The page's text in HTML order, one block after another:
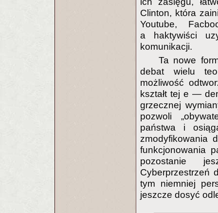
Clinton, która
Youtube,
a haktywiści
komunikacji.
Ta nowe
debat wielu
możliwość
kształt tej e —
grzecznej
pozwoli
państwa i
zmodyfikowania
funkcjonowania
pozostanie
Cyberprzestrzeń
tym niemniej
jeszcze dosyć